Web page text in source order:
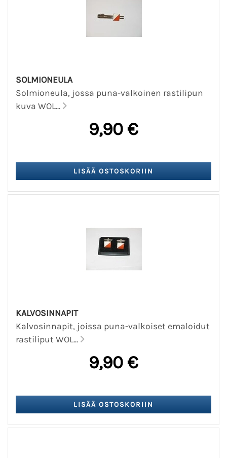
SOLMIONEULA
Solmioneula, jossa puna-valkoinen rastilipun
kuva WOL...
9,90 €
KALVOSINNAPIT
Kalvosinnapit, joissa puna-valkoiset emaloidut
rastiliput WOL...
9,90 €